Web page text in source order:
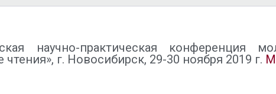
научно-практическая конференция
г. Новосибирск, 29-30 ноября 2019 г.